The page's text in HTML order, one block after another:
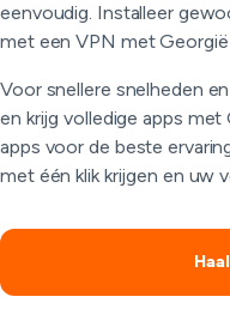
eenvoudig. Installeer
met een VPN met
Voor snellere snelheden
en krijg volledige apps
apps voor de beste
met één klik krijgen en uw